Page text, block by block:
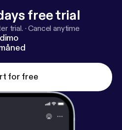
Aspekte unserer
wir mit der Beraterin und
free trial
trial. ·Cancel anytime
for free